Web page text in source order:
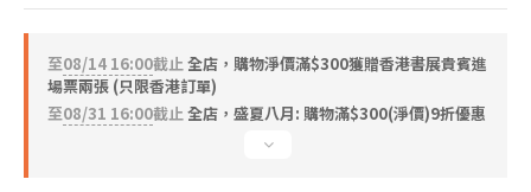
至08/14 16:00截止全店，購物淨價滿$300獲贈香港書展貴賓進
場票兩張 (只限香港訂單)
至08/31 16:00截止全店，盛夏八月: 購物滿$300(淨價)9折優惠